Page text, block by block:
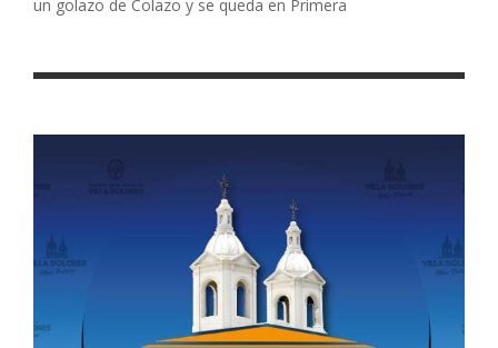
un golazo de Colazo y se queda en Primera